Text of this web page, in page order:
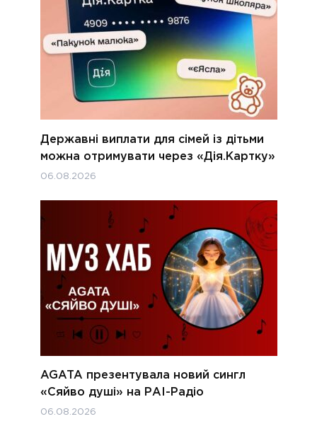
Державні виплати для сімей із дітьми
можна отримувати через «Дія.Картку»
06.08.2026
AGATA презентувала новий сингл
«Сяйво душі» на РАІ-Радіо
06.08.2026